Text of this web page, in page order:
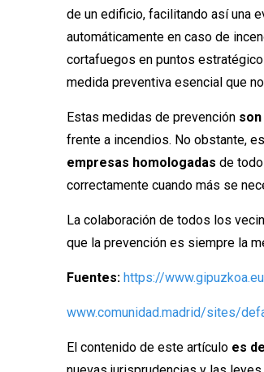
de un edificio, facilitando así una
automáticamente en caso de
cortafuegos en puntos
medida preventiva esencial que
Estas medidas de prevención
frente a incendios. No obstante,
empresas homologadas de
correctamente cuando más se
La colaboración de todos los
que la prevención es siempre la
Fuentes: https://
www.comunidad.madrid/sites/
El contenido de este artículo es